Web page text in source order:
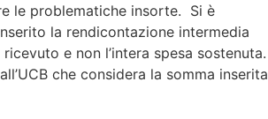
le problematiche insorte. Si è
la rendicontazione intermedia
e non l’intera spesa sostenuta.
che considera la somma inserita